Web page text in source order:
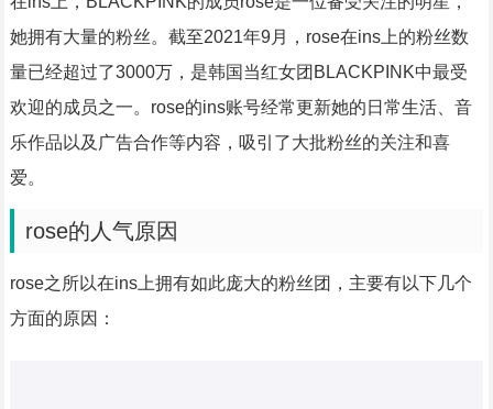
她拥有大量的粉丝。截至2021年9月，rose在ins上的粉丝数
量已经超过了3000万，是韩国当红女团BLACKPINK中最受
欢迎的成员之一。rose的ins账号经常更新她的日常生活、音
乐作品以及广告合作等内容，吸引了大批粉丝的关注和喜
爱。
rose的人气原因
rose之所以在ins上拥有如此庞大的粉丝团，主要有以下几个
方面的原因：